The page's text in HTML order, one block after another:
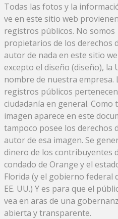
Todas las fotos y la
ve en este sitio web
registros públicos. No somos
propietarios de los derechos
autor de nada en este sitio
excepto el diseño (diseño), la
nombre de nuestra empresa.
registros públicos
ciudadanía en general. Como
imagen aparece en este
tampoco posee los derechos
autor de esa imagen. Se
dinero de los contribuyentes
condado de Orange y el
Florida (y el gobierno federal
EE. UU.) Y es para que el
vea en aras de una
abierta y transparente.